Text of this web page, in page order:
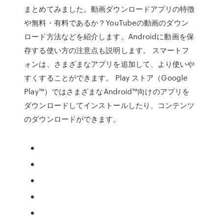
まとめてみました。動画ダウンロードアプリの特徴
や無料・有料であるか？YouTubeの動画のダウン
ロード方法などを紹介します。Androidに動画を保
存する使い方の注意点も説明します。 スマートフ
ォンは、さまざまなアプリを追加して、より使いや
すくすることができます。 Play ストア（Google
Play™）ではさまざまなAndroid™向けのアプリを
ダウンロードしてインストールしたり、コンテンツ
のダウンロードができます。